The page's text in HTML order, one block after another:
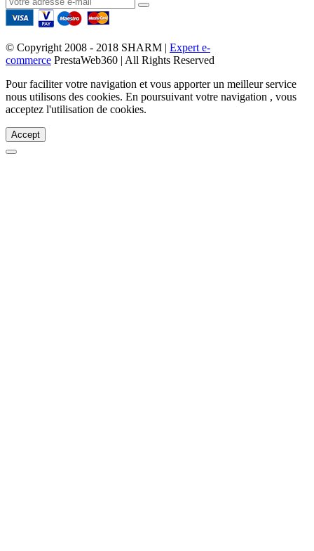
© Copyright 2008 - 2018 SHARM | Expert e-
commerce PrestaWeb360 | All Rights Reserved
Pour faciliter votre navigation et vous apporter un meilleur service
nous utilisons des cookies. En poursuivant votre navigation , vous
acceptez l'utilisation de cookies.
Accept